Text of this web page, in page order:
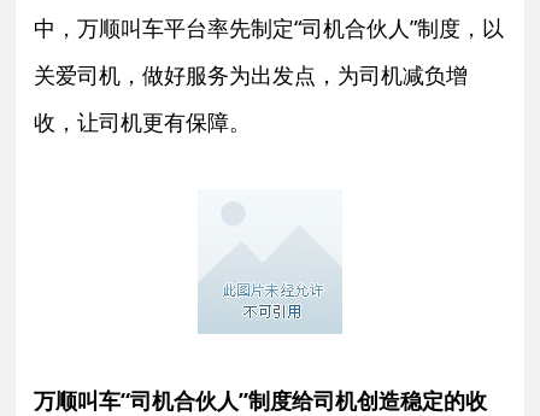
中，万顺叫车平台率先制定“司机合伙人”制度，以
关爱司机，做好服务为出发点，为司机减负增
收，让司机更有保障。
万顺叫车“司机合伙人”制度给司机创造稳定的收